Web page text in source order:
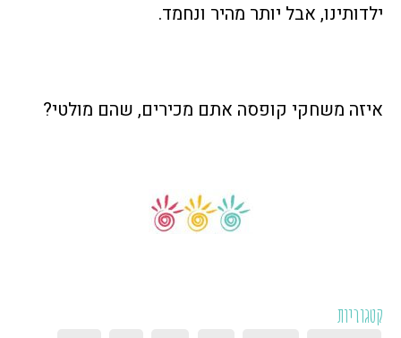
ילדותינו, אבל יותר מהיר ונחמד.
איזה משחקי קופסה אתם מכירים, שהם מולטי?
קטגוריות